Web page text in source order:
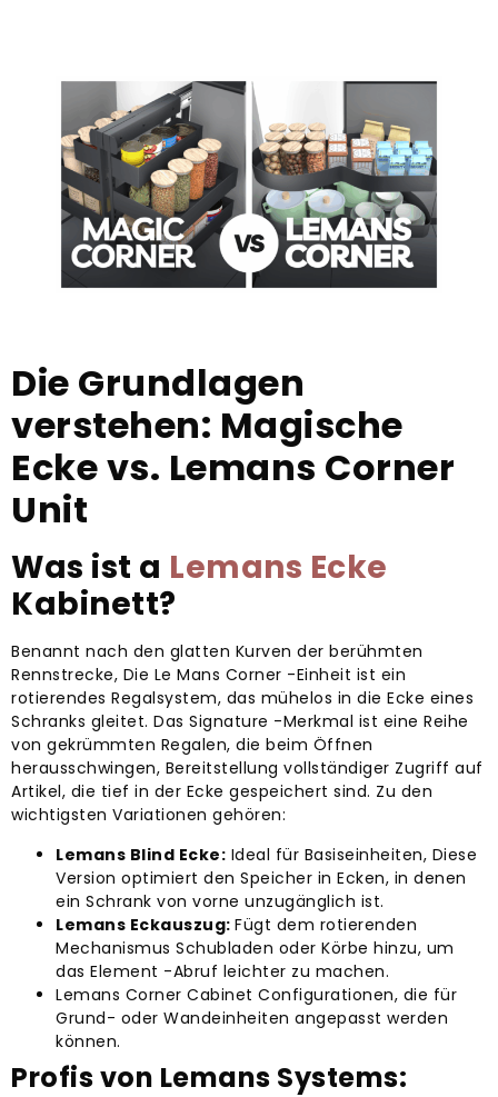
Die Grundlagen
verstehen: Magische
Ecke vs. Lemans Corner
Unit
Was ist a Lemans Ecke
Kabinett?
Benannt nach den glatten Kurven der berühmten
Rennstrecke, Die Le Mans Corner -Einheit ist ein
rotierendes Regalsystem, das mühelos in die Ecke eines
Schranks gleitet. Das Signature -Merkmal ist eine Reihe
von gekrümmten Regalen, die beim Öffnen
herausschwingen, Bereitstellung vollständiger Zugriff auf
Artikel, die tief in der Ecke gespeichert sind. Zu den
wichtigsten Variationen gehören:
Lemans Blind Ecke: Ideal für Basiseinheiten, Diese
Version optimiert den Speicher in Ecken, in denen
ein Schrank von vorne unzugänglich ist.
Lemans Eckauszug: Fügt dem rotierenden
Mechanismus Schubladen oder Körbe hinzu, um
das Element -Abruf leichter zu machen.
Lemans Corner Cabinet Configurationen, die für
Grund- oder Wandeinheiten angepasst werden
können.
Profis von Lemans Systems: